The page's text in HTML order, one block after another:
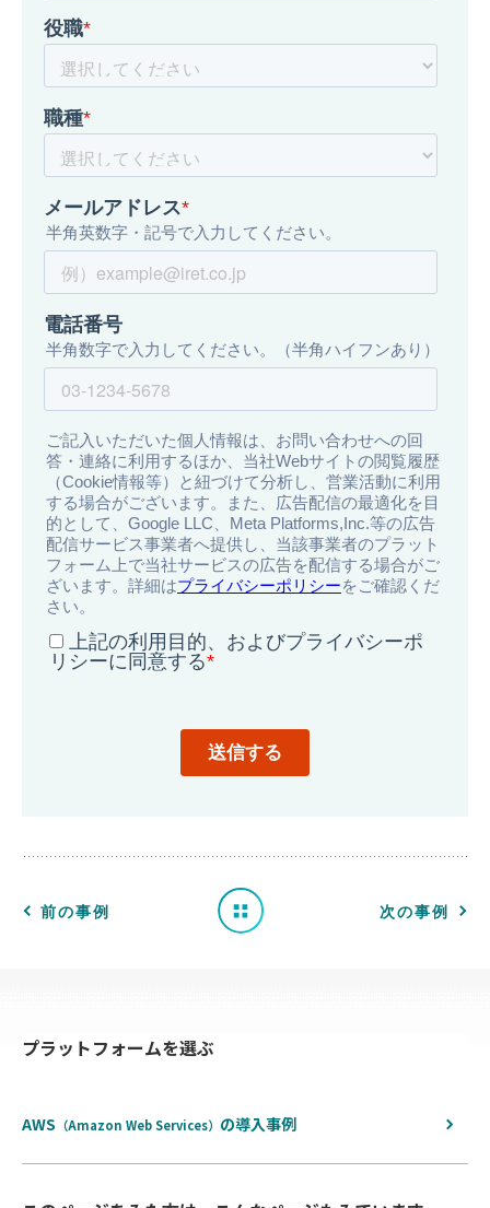
前の事例
例
一 次の事例
プラットフォームを選ぶ
AWS （Amazon Web Services） の導入事例